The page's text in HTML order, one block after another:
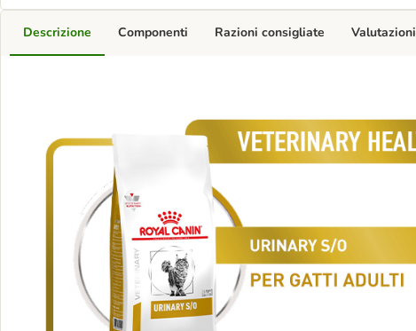
Descrizione Componenti Razioni consigliate Valutazioni